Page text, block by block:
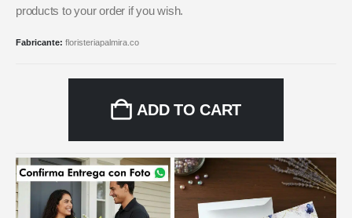
products to your order if you wish.
Fabricante: floristeriapalmira.co
ADD TO CART